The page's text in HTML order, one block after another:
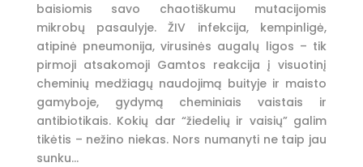
baisiomis savo chaotiškumu mutacijomis
mikrobų pasaulyje. ŽIV infekcija, kempinligė,
atipinė pneumonija, virusinės augalų ligos – tik
pirmoji atsakomoji Gamtos reakcija į visuotinį
cheminių medžiagų naudojimą buityje ir maisto
gamyboje, gydymą cheminiais vaistais ir
antibiotikais. Kokių dar “žiedelių ir vaisių” galim
tikėtis – nežino niekas. Nors numanyti ne taip jau
sunku…